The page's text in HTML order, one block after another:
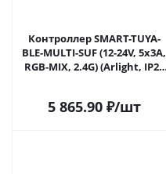
Контроллер SMART-TUYA-
BLE-MULTI-SUF (12-24V, 5x3A,
RGB-MIX, 2.4G) (Arlight, IP20
5 865.90₽/шт